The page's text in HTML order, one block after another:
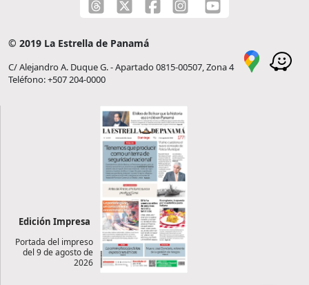
© 2019 La Estrella de Panamá
C/ Alejandro A. Duque G. - Apartado 0815-00507, Zona 4
Teléfono: +507 204-0000
Edición Impresa
Portada del impreso
del 9 de agosto de
2026